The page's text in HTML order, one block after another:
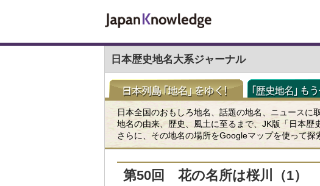
日本歴史地名大系ジャーナル
日本全国のおもしろ地名、話題の地名、ニュースに
地名の由来、歴史、風土に至るまで、JK版「日本歴
さらに、その地名の場所をGoogleマップを使って探
第50回 花の名所は桜川（1）